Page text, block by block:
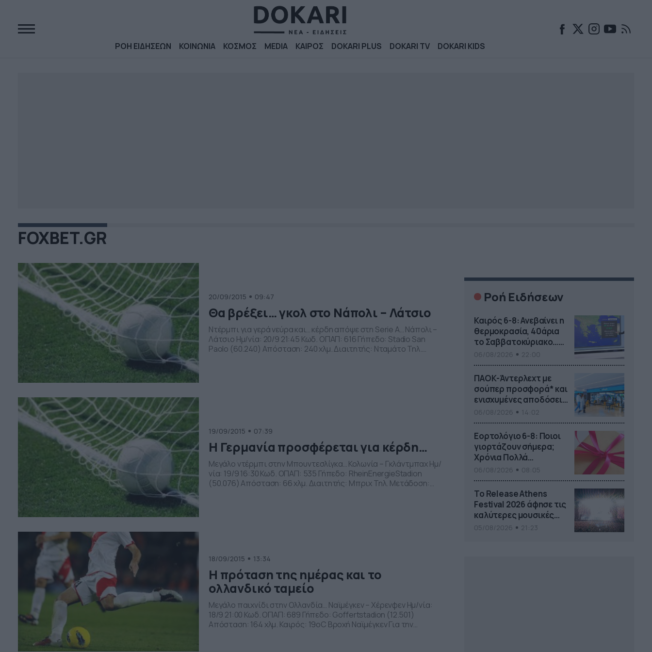
ΡΟΗ ΕΙΔΗΣΕΩΝ ΚΟΙΝΩΝΙΑ ΚΟΣΜΟΣ MEDIA ΚΑΙΡΟΣ DOKARI PLUS DOKARI TV DOKARI KIDS
FOXBET.GR
20/09/2015 09:47
Θα βρέξει… γκολ στο Νάπολι – Λάτσιο
Ντέρμπι για γερά νεύρα και… κέρδη απόψε στη Serie A… Νάπολι –
Λάτσιο Ημ/νία: 20/9 21:45 Κωδ. ΟΠΑΠ: 616 Γήπεδο: Stadio San
Paolo (60.240) Απόσταση: 240 χλμ. Διαιτητής: Νταμάτο Τηλ.
19/09/2015 07:39
Η Γερμανία προσφέρεται για κέρδη…
Μεγάλο ντέρμπι στην Μπουντεσλίγκα… Κολωνία – Γκλάντμπαχ Ημ/
νία: 19/9 16:30 Κωδ. ΟΠΑΠ: 535 Γήπεδο: RheinEnergieStadion
(50.076) Απόσταση: 66 χλμ. Διαιτητής: Μπριχ Τηλ. Μετάδοση:
18/09/2015 13:34
Η πρόταση της ημέρας και το
ολλανδικό ταμείο
Μεγάλο παιχνίδι στην Ολλανδία… Ναϊμέγκεν – Χέρενφεν Ημ/νία:
18/9 21:00 Κωδ. ΟΠΑΠ: 689 Γήπεδο: Goffertstadion (12.501)
Απόσταση: 164 χλμ. Καιρός: 19oC Βροχή Ναϊμέγκεν Για την
Ροή Ειδήσεων
Καιρός 6-8: Ανεβαίνει η
θερμοκρασία, 40άρια
το Σαββατοκύριακο…
ΠΑΟΚ-Άντερλεχτ με
σούπερ προσφορά* και
ενισχυμένες αποδόσεις
το Pamestoixima.gr
Εορτολόγιο 6-8: Ποιοι
γιορτάζουν σήμερα;
Χρόνια Πολλά…
Το Release Athens
Festival 2026 άφησε τις
καλύτερες μουσικές
αναμνήσεις